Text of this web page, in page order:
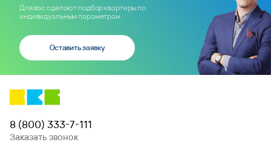
Для вас сделают подбор квартиры по
индивидуальным параметрам
Оставить заявку
8 (800) 333-7-111
Заказать звонок